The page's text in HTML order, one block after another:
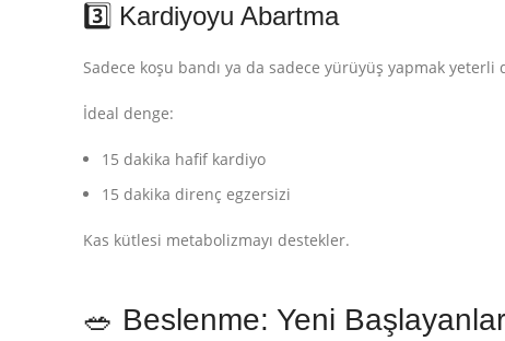
3️⃣ Kardiyoyu Abartma
Sadece koşu bandı ya da sadece yürüyüş yapmak yeterli
İdeal denge:
15 dakika hafif kardiyo
15 dakika direnç egzersizi
Kas kütlesi metabolizmayı destekler.
🥗 Beslenme: Yeni